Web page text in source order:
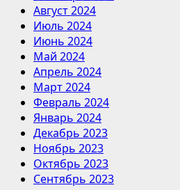
Август 2024
Июль 2024
Июнь 2024
Май 2024
Апрель 2024
Март 2024
Февраль 2024
Январь 2024
Декабрь 2023
Ноябрь 2023
Октябрь 2023
Сентябрь 2023